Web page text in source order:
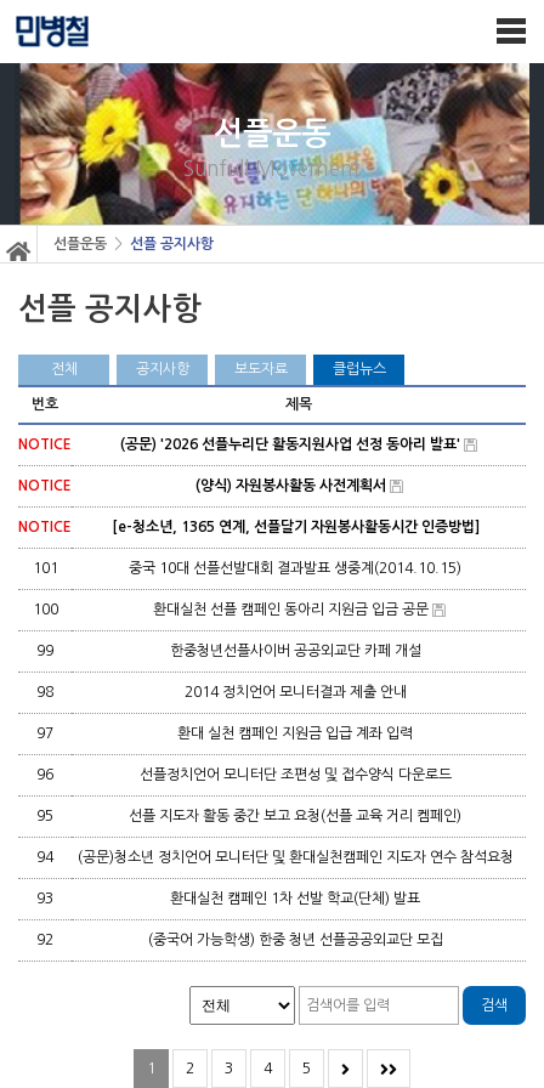
선플운동
Sunfull Movement
선플운동 > 선플 공지사항
선플 공지사항
전체 공지사항 보도자료 클럽뉴스
번호 제목
NOTICE (공문) '2026 선플누리단 활동지원사업 선정 동아리 발표'
NOTICE (양식) 자원봉사활동 사전계획서
NOTICE [e-청소년, 1365 연계, 선플달기 자원봉사활동시간 인증방법]
101 중국 10대 선플선발대회 결과발표 생중계(2014.10.15)
100 환대실천 선플 캠페인 동아리 지원금 입금 공문
99 한중청년선플사이버 공공외교단 카페 개설
98 2014 정치언어 모니터결과 제출 안내
97 환대 실천 캠페인 지원금 입급 계좌 입력
96 선플정치언어 모니터단 조편성 및 접수양식 다운로드
95 선플 지도자 활동 중간 보고 요청(선플 교육 거리 켐페인)
94 (공문)청소년 정치언어 모니터단 및 환대실천캠페인 지도자 연수 참석요청
93 환대실천 캠페인 1차 선발 학교(단체) 발표
92 (중국어 가능학생) 한중 청년 선플공공외교단 모집
1 2 3 4 5